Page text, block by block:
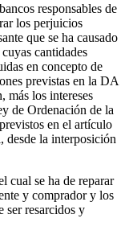
responsables de
los perjuicios
que se ha causado
cantidades
en concepto de
previstas en la DA
más los intereses
de Ordenación de la
en el artículo
la interposición
cual se ha de reparar
y comprador y los
ser resarcidos y